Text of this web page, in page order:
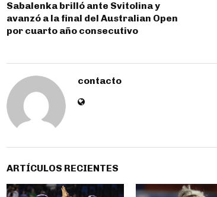
Sabalenka brilló ante Svitolina y
avanzó a la final del Australian Open
por cuarto año consecutivo
contacto
ARTÍCULOS RECIENTES